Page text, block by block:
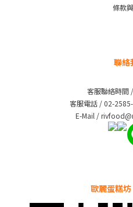
條款
聯絡
客服聯絡時間
客服電話 / 02-
E-Mail /
歐麗蛋糕